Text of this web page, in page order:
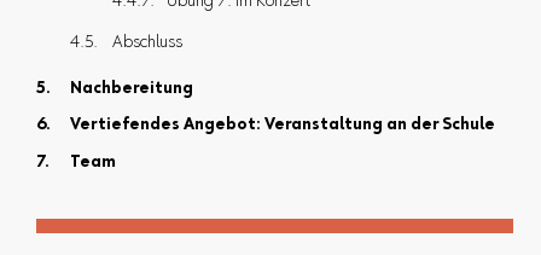
Abschluss
Nachbereitung
Vertiefendes Angebot: Veranstaltung an der Schule
Team